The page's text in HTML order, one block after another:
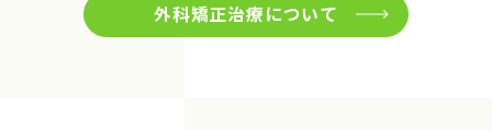
外科矯正治療について